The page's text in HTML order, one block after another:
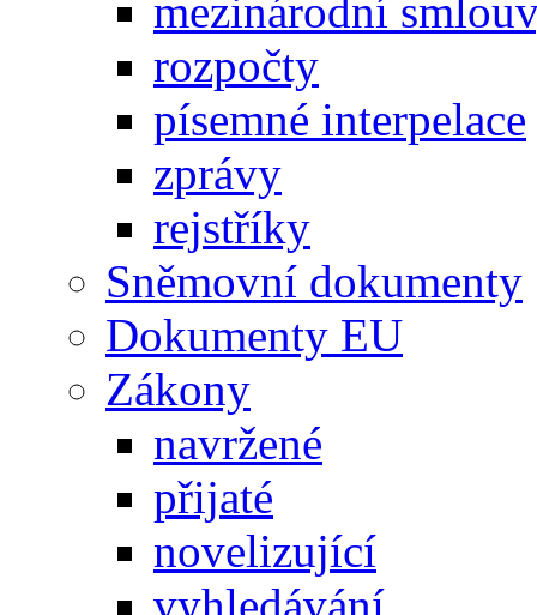
mezinárodní
rozpočty
písemné interpelace
zprávy
rejstříky
Sněmovní dokumenty
Dokumenty EU
Zákony
navržené
přijaté
novelizující